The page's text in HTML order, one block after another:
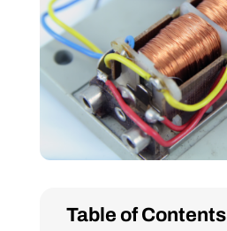
Table of Contents